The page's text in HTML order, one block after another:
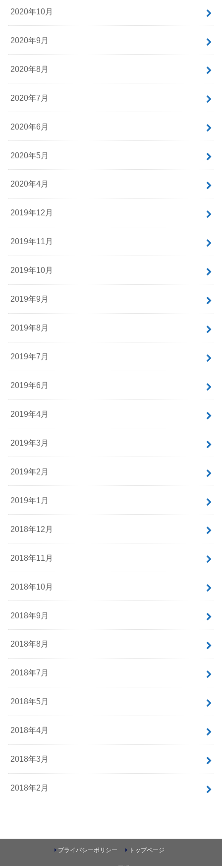
2020年10月
2020年9月
2020年8月
2020年7月
2020年6月
2020年5月
2020年4月
2019年12月
2019年11月
2019年10月
2019年9月
2019年8月
2019年7月
2019年6月
2019年4月
2019年3月
2019年2月
2019年1月
2018年12月
2018年11月
2018年10月
2018年9月
2018年8月
2018年7月
2018年5月
2018年4月
2018年3月
2018年2月
プライバシーポリシー トップページ